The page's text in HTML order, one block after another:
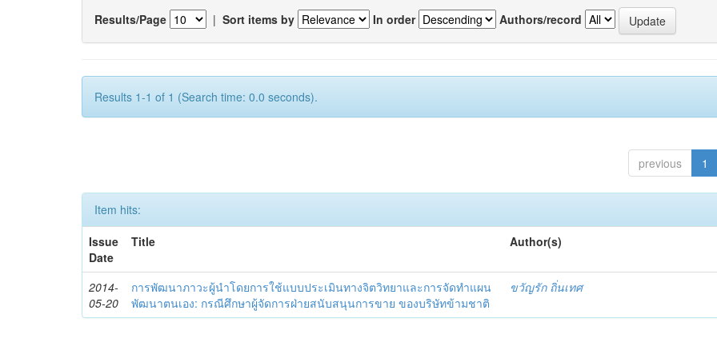
Results/Page | Sort items by In order Authors/record
Results 1-1 of 1 (Search time: 0.0 seconds).
previous 1
Item hits:
Issue
Date
Title Author(s)
2014-
05-20
การพัฒนาภาวะผู้นำโดยการใช้แบบประเมินทางจิตวิทยาและการจัดทำแผน
พัฒนาตนเอง: กรณีศึกษาผู้จัดการฝ่ายสนับสนุนการขาย ของบริษัทข้ามชาติ
ขวัญรัก ถิ่นเทศ